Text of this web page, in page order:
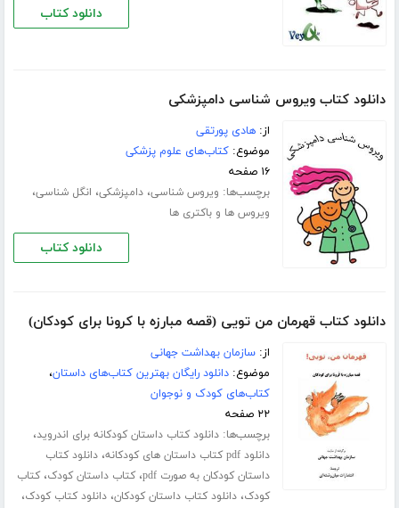
دانلود کتاب
دانلود کتاب ویروس شناسی دامپزشکی
از:هادی پورتقی
موضوع:کتاب‌های علوم پزشکی
۱۶ صفحه
برچسب‌ها: ویروس شناسی،دامپزشکی، انگل شناسی،
ویروس ها و باکتری ها
دانلود کتاب
دانلود کتاب قهرمان من تویی (قصه مبارزه با کرونا برای کودکان)
از:سازمان بهداشت جهانی
موضوع:دانلود رایگان بهترین کتاب‌های داستان،
کتاب‌های کودک و نوجوان
۲۲ صفحه
برچسب‌ها:دانلود کتاب داستان کودکانه برای اندروید،
دانلود pdf کتاب داستان های کودکانه ،دانلود کتاب
داستان کودکان به صورت pdf
،کتاب داستان کودک،کتاب
کودک،دانلود کتاب داستان کودکان،دانلود کتاب کودک،